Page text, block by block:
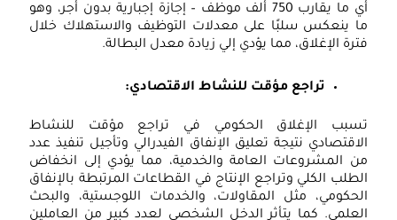
أي ما يقارب 750 ألف موظف – إجازة إجبارية بدون أجر، وهو
ينعكس سلبًا على معدلات التوظيف والاستهلاك خلال
الإغلاق، مما يؤدي إلي زيادة معدل البطالة.
تراجع مؤقت للنشاط الاقتصادي:
الإغلاق الحكومي في تراجع مؤقت للنشاط
نتيجة تعليق الإنفاق الفيدرالي وتأجيل تنفيذ عدد
المشروعات العامة والخدمية، مما يؤدي إلى انخفاض
الكلي وتراجع الإنتاج في القطاعات المرتبطة بالإنفاق
مثل المقاولات، والخدمات اللوجستية، والبحث
كما يتأثر الدخل الشخصي لعدد كبير من العاملين